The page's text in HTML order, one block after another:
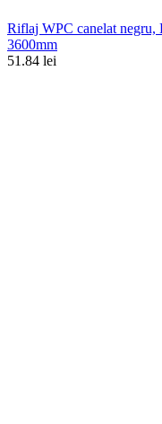
Riflaj WPC canelat negru,
3600mm
51.84 lei